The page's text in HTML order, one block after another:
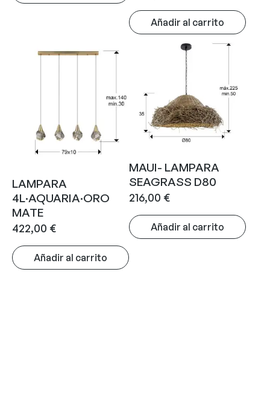
Añadir al carrito
LAMPARA
4L·AQUARIA·ORO
MATE
422,00 €
Añadir al carrito
MAUI- LAMPARA
SEAGRASS D80
216,00 €
Añadir al carrito